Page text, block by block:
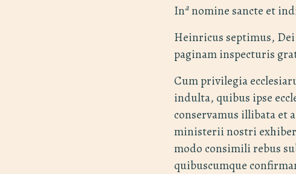
Ina nomine sancte et
Heinricus septimus,
paginam inspecturis
Cum privilegia
indulta, quibus ipse
conservamus illibata et
ministerii nostri
modo consimili rebus
quibuscumque